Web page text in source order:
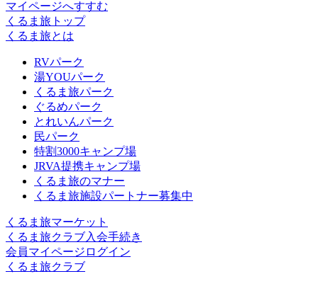
マイページへすすむ
くるま旅トップ
くるま旅とは
RVパーク
湯YOUパーク
くるま旅パーク
ぐるめパーク
とれいんパーク
民パーク
特割3000キャンプ場
JRVA提携キャンプ場
くるま旅のマナー
くるま旅施設パートナー募集中
くるま旅マーケット
くるま旅クラブ入会手続き
会員マイページログイン
くるま旅クラブ